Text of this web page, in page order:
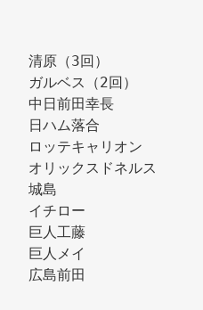
清原（3回）
ガルベス（2回）
中日前田幸長
日ハム落合
ロッテキャリオン
オリックスドネルス
城島
イチロー
巨人工藤
巨人メイ
広島前田